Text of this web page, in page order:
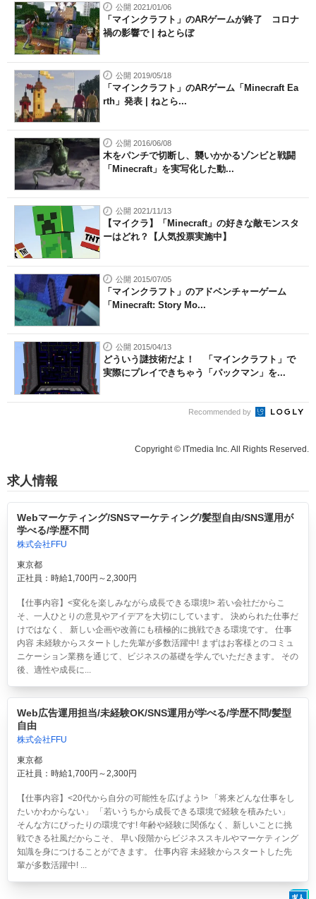
公開 2021/01/06
「マインクラフト」のARゲームが終了 コロナ
禍の影響で | ねとらぼ
公開 2019/05/18
「マインクラフト」のARゲーム「Minecraft Ea
rth」発表 | ねとら...
公開 2016/06/08
木をパンチで切断し、襲いかかるゾンビと戦闘
「Minecraft」を実写化した動...
公開 2021/11/13
【マイクラ】「Minecraft」の好きな敵モンスタ
ーはどれ？【人気投票実施中】
公開 2015/07/05
「マインクラフト」のアドベンチャーゲーム
「Minecraft: Story Mo...
公開 2015/04/13
どういう謎技術だよ！ 「マインクラフト」で
実際にプレイできちゃう「パックマン」を...
Recommended by
Copyright © ITmedia Inc. All Rights Reserved.
求人情報
Webマーケティング/SNSマーケティング/髪型自由/SNS運用が
学べる/学歴不問
株式会社FFU
東京都
正社員：時給1,700円～2,300円
【仕事内容】<変化を楽しみながら成長できる環境!> 若い会社だからこ
そ、一人ひとりの意見やアイデアを大切にしています。 決められた仕事だ
けではなく、 新しい企画や改善にも積極的に挑戦できる環境です。 仕事
内容 未経験からスタートした先輩が多数活躍中! まずはお客様とのコミュ
ニケーション業務を通じて、ビジネスの基礎を学んでいただきます。 その
後、適性や成長に...
Web広告運用担当/未経験OK/SNS運用が学べる/学歴不問/髪型
自由
株式会社FFU
東京都
正社員：時給1,700円～2,300円
【仕事内容】<20代から自分の可能性を広げよう!> 「将来どんな仕事をし
たいかわからない」 「若いうちから成長できる環境で経験を積みたい」
そんな方にぴったりの環境です! 年齢や経験に関係なく、新しいことに挑
戦できる社風だからこそ、 早い段階からビジネススキルやマーケティング
知識を身につけることができます。 仕事内容 未経験からスタートした先
輩が多数活躍中! ...